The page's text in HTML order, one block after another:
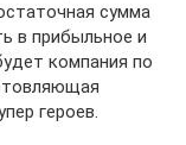
сумма
в прибыльное и
компания по
героев.